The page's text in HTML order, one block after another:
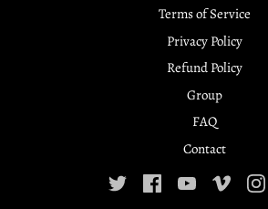
Terms of Service
Privacy Policy
Refund Policy
Group
FAQ
Contact